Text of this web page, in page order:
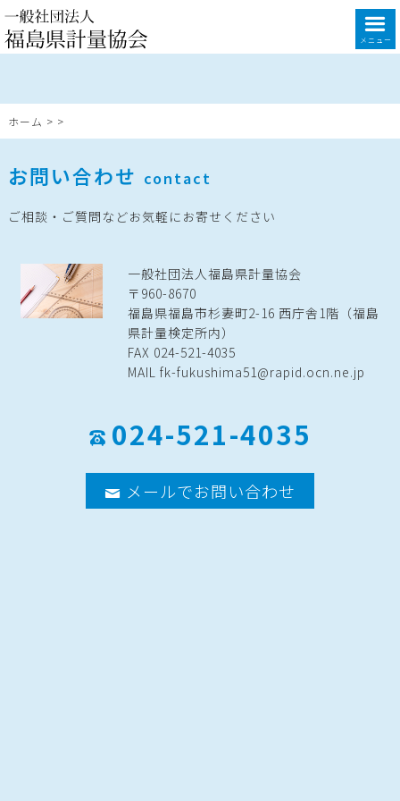
メニュー
ホーム > >
お問い合わせ contact
ご相談・ご質問などお気軽にお寄せください
一般社団法人福島県計量協会
〒960-8670
福島県福島市杉妻町2-16 西庁舎1階（福島
県計量検定所内）
FAX 024-521-4035
MAIL fk-fukushima51@rapid.ocn.ne.jp
024-521-4035
メールでお問い合わせ